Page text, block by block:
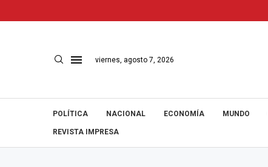
viernes, agosto 7, 2026
POLÍTICA NACIONAL ECONOMÍA MUNDO
REVISTA IMPRESA